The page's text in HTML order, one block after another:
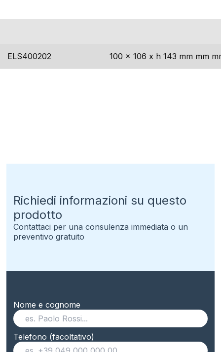
ELS400202 100 x 106 x h 143 mm mm
Richiedi informazioni su questo
prodotto
Contattaci per una consulenza immediata o un
preventivo gratuito
Nome e cognome
Telefono (facoltativo)